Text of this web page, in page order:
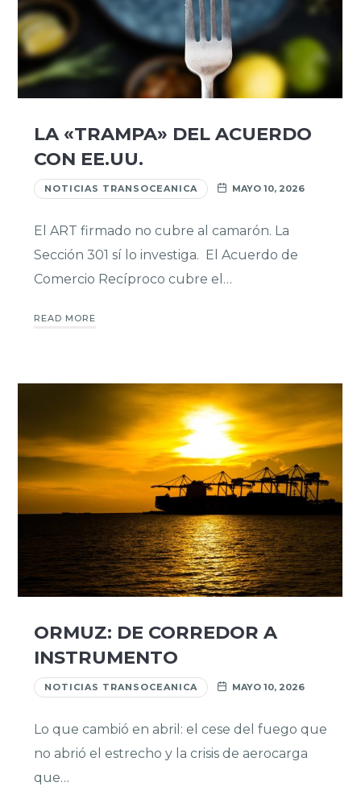
LA «TRAMPA» DEL ACUERDO
CON EE.UU.
NOTICIAS TRANSOCEANICA MAYO 10, 2026
El ART firmado no cubre al camarón. La
Sección 301 sí lo investiga. El Acuerdo de
Comercio Recíproco cubre el…
READ MORE
ORMUZ: DE CORREDOR A
INSTRUMENTO
NOTICIAS TRANSOCEANICA MAYO 10, 2026
Lo que cambió en abril: el cese del fuego que
no abrió el estrecho y la crisis de aerocarga
que…